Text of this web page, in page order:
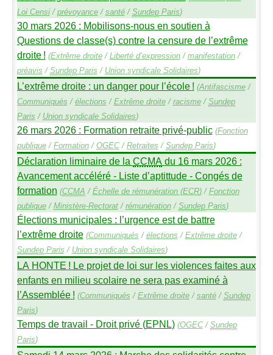
Loi Censi/ prévoyance/ santé/ SundepParis)
30 mars 2026 : Mobilisons-nous en soutien à
Questions de classe(s) contre la censure de l’extrême
droite ! (Extrême droite/ Liberté d’expression/ manifestation/
préavis / SundepParis / Union syndicale Solidaires)
L’extrême droite : un danger pour l’école ! (Antifascisme/
Communiqués / élections / Extrême droite/ racisme/ Sundep
Paris / Union syndicale Solidaires)
26 mars 2026 : Formation retraite privé-public (Fonction
publique/ Formation/ OGEC/ Retraites / SundepParis)
Déclaration liminaire de la CCMA du 16 mars 2026 :
Avancement accéléré - Liste d’aptittude - Congés de
formation (CCMA / Échelle de rémunération (ECR)/ Fonction
publique/ Ministère-Rectorat/ rémunération/ SundepParis)
Élections municipales : l’urgence est de battre
l’extrême droite (Communiqués / élections / Extrême droite/
SundepParis / Union syndicale Solidaires)
LA HONTE ! Le projet de loi sur les violences faites aux
enfants en milieu scolaire ne sera pas examiné à
l’Assemblée ! (Communiqués / Extrême droite/ santé/ Sundep
Paris)
Temps de travail - Droit privé (EPNL) (OGEC/ Sundep
Paris)